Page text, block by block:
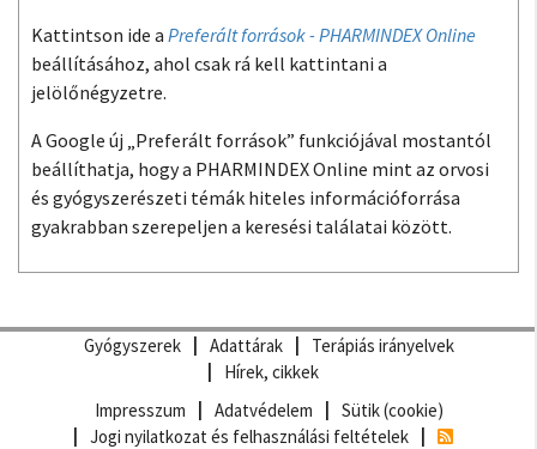
Kattintson ide a Preferált források - PHARMINDEX Online
beállításához, ahol csak rá kell kattintani a
jelölőnégyzetre.
A Google új „Preferált források” funkciójával mostantól
beállíthatja, hogy a PHARMINDEX Online mint az orvosi
és gyógyszerészeti témák hiteles információforrása
gyakrabban szerepeljen a keresési találatai között.
Gyógyszerek Adattárak
Terápiás irányelvek
Hírek, cikkek
Impresszum
Adatvédelem
Sütik (cookie)
Jogi nyilatkozat és felhasználási feltételek